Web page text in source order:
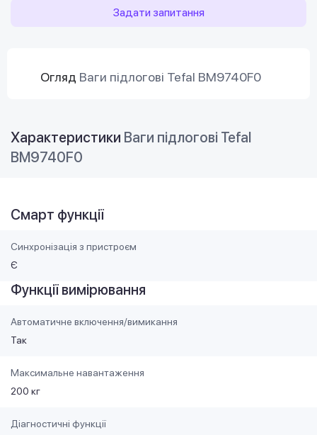
Задати запитання
Огляд Ваги підлогові Tefal BM9740F0
Характеристики Ваги підлогові Tefal
BM9740F0
Смарт функції
Синхронізація з пристроєм
Є
Функції вимірювання
Автоматичне включення/вимикання
Так
Максимальне навантаження
200 кг
Діагностичні функції